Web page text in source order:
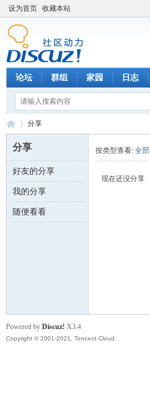
设为首页 收藏本站
论坛 群组 家园 日志
数 ›
分享
分享
好友的分享
我的分享
随便看看
按类型查看: 全部
现在还没分享
Powered by Discuz! X3.4
Copyright © 2001-2021, Tencent Cloud.